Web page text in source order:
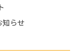
らせ